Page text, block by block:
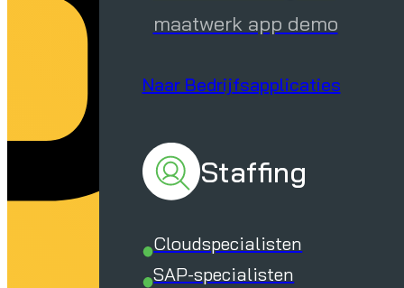
maatwerk app demo
Naar Bedrijfsapplicaties
Staffing
Cloudspecialisten
SAP-specialisten